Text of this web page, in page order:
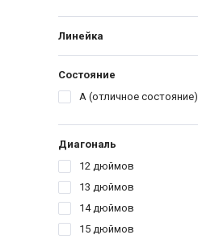
Линейка
Состояние
A (отличное состояние)
Диагональ
12 дюймов
13 дюймов
14 дюймов
15 дюймов